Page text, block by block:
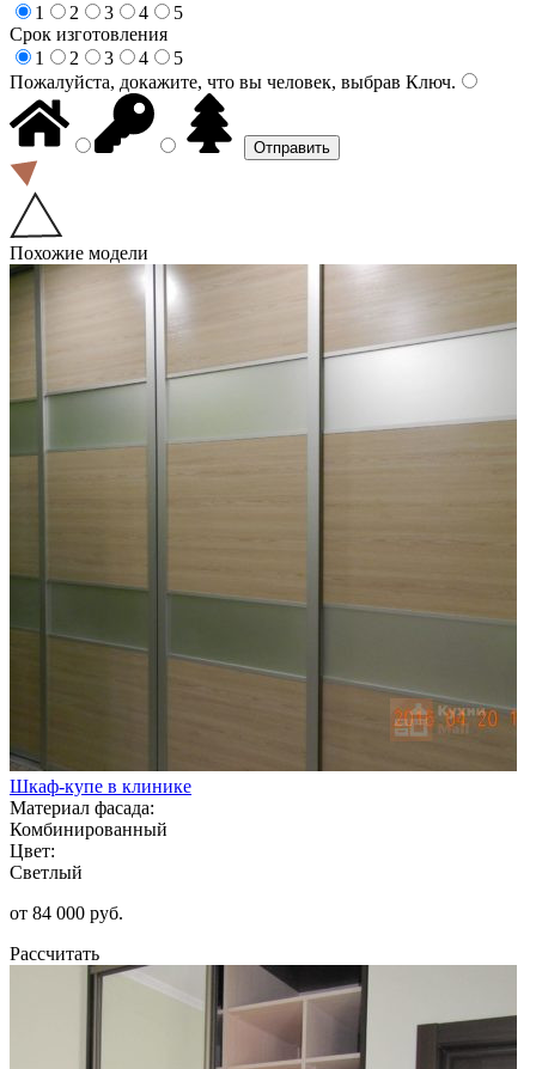
1
2 3 4
5
Срок изготовления
1
2 3 4
5
Пожалуйста, докажите, что вы человек, выбрав Ключ.
Похожие модели
Шкаф-купе в клинике
Материал фасада:
Комбинированный
Цвет:
Светлый
от 84 000 руб.
Рассчитать